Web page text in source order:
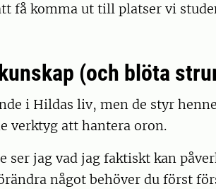
få komma ut till platser vi
(och blöta
i Hildas liv, men de styr
verktyg att hantera oron.
jag vad jag faktiskt kan
något behöver du först